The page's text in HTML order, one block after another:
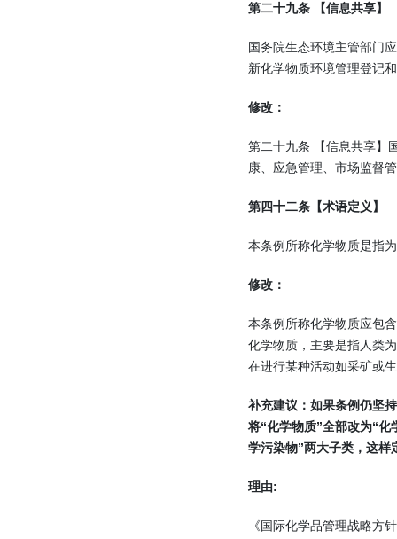
第二十九条 【信息共享】
国务院生态环境主管部门
新化学物质环境管理登记
修改：
第二十九条 【信息共享】
康、应急管理、市场监督
第四十二条【术语定义】
本条例所称化学物质是指
修改：
本条例所称化学物质应包
化学物质，主要是指人类
在进行某种活动如采矿或
补充建议：如果条例仍坚
将“化学物质”全部改为“化
学污染物”两大子类，这样
理由:
《国际化学品管理战略方